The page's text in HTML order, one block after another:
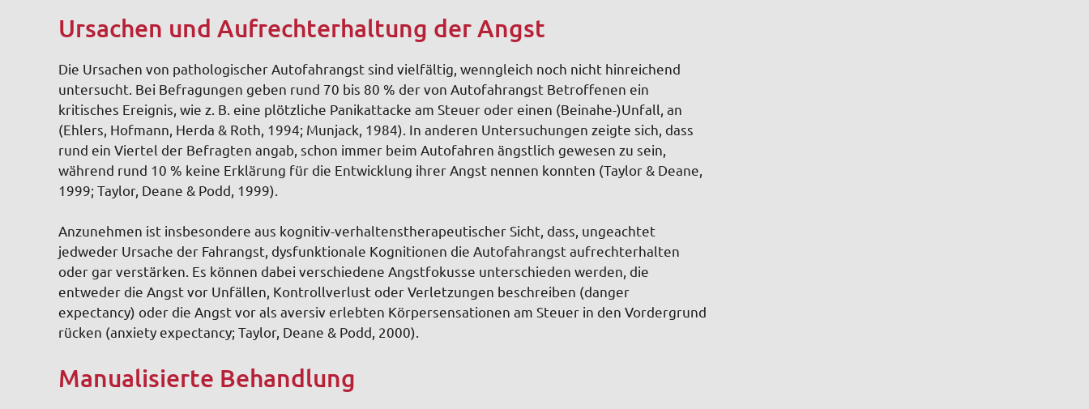
Ursachen und Aufrechterhaltung der Angst
Die Ursachen von pathologischer Autofahrangst sind vielfältig, wenngleich noch nicht hinreichend
untersucht. Bei Befragungen geben rund 70 bis 80 % der von Autofahrangst Betroffenen ein
kritisches Ereignis, wie z. B. eine plötzliche Panikattacke am Steuer oder einen (Beinahe-)Unfall, an
(Ehlers, Hofmann, Herda & Roth, 1994; Munjack, 1984). In anderen Untersuchungen zeigte sich, dass
rund ein Viertel der Befragten angab, schon immer beim Autofahren ängstlich gewesen zu sein,
während rund 10 % keine Erklärung für die Entwicklung ihrer Angst nennen konnten (Taylor & Deane,
1999; Taylor, Deane & Podd, 1999).
Anzunehmen ist insbesondere aus kognitiv-verhaltenstherapeutischer Sicht, dass, ungeachtet
jedweder Ursache der Fahrangst, dysfunktionale Kognitionen die Autofahrangst aufrechterhalten
oder gar verstärken. Es können dabei verschiedene Angstfokusse unterschieden werden, die
entweder die Angst vor Unfällen, Kontrollverlust oder Verletzungen beschreiben (danger
expectancy) oder die Angst vor als aversiv erlebten Körpersensationen am Steuer in den Vordergrund
rücken (anxiety expectancy; Taylor, Deane & Podd, 2000).
Manualisierte Behandlung